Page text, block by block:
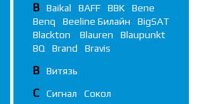
B Baikal BAFF BBK
Bene
Benq
Beeline Билайн
BigSAT
Blackton
Blauren
Blaupunkt
BQ
Brand Bravis
В Витязь
С Сигнал Сокол